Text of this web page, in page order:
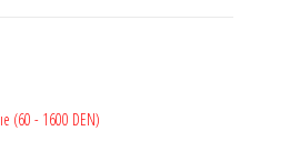
(60 - 1600 DEN)